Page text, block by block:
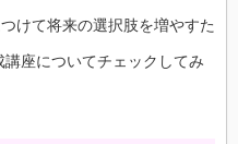
けて将来の選択肢を増やすた
座についてチェックしてみ